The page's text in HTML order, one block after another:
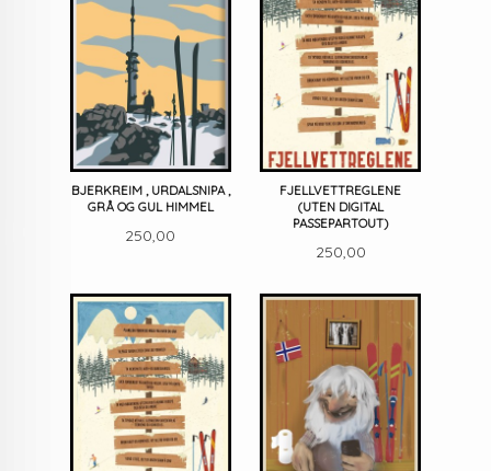
BJERKREIM , URDALSNIPA ,
GRÅ OG GUL HIMMEL
Pris
250,00
FJELLVETTREGLENE
(UTEN DIGITAL
PASSEPARTOUT)
Pris
250,00